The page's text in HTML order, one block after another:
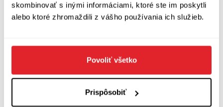
skombinovať s inými informáciami, ktoré ste im poskytli
alebo ktoré zhromaždili z vášho používania ich služieb.
Povoliť všetko
Prispôsobiť
Aké je to čítanie? Chytľavé, no náročné, vtipné a
ľadovca – tri štvrtiny sa odohrávajú pod
povrchom – v hlave spisovateľa a potom čitateľa.
Jednoducho, typický Barnes v najlepšej forme.
(1946)sa narodil v anglickom